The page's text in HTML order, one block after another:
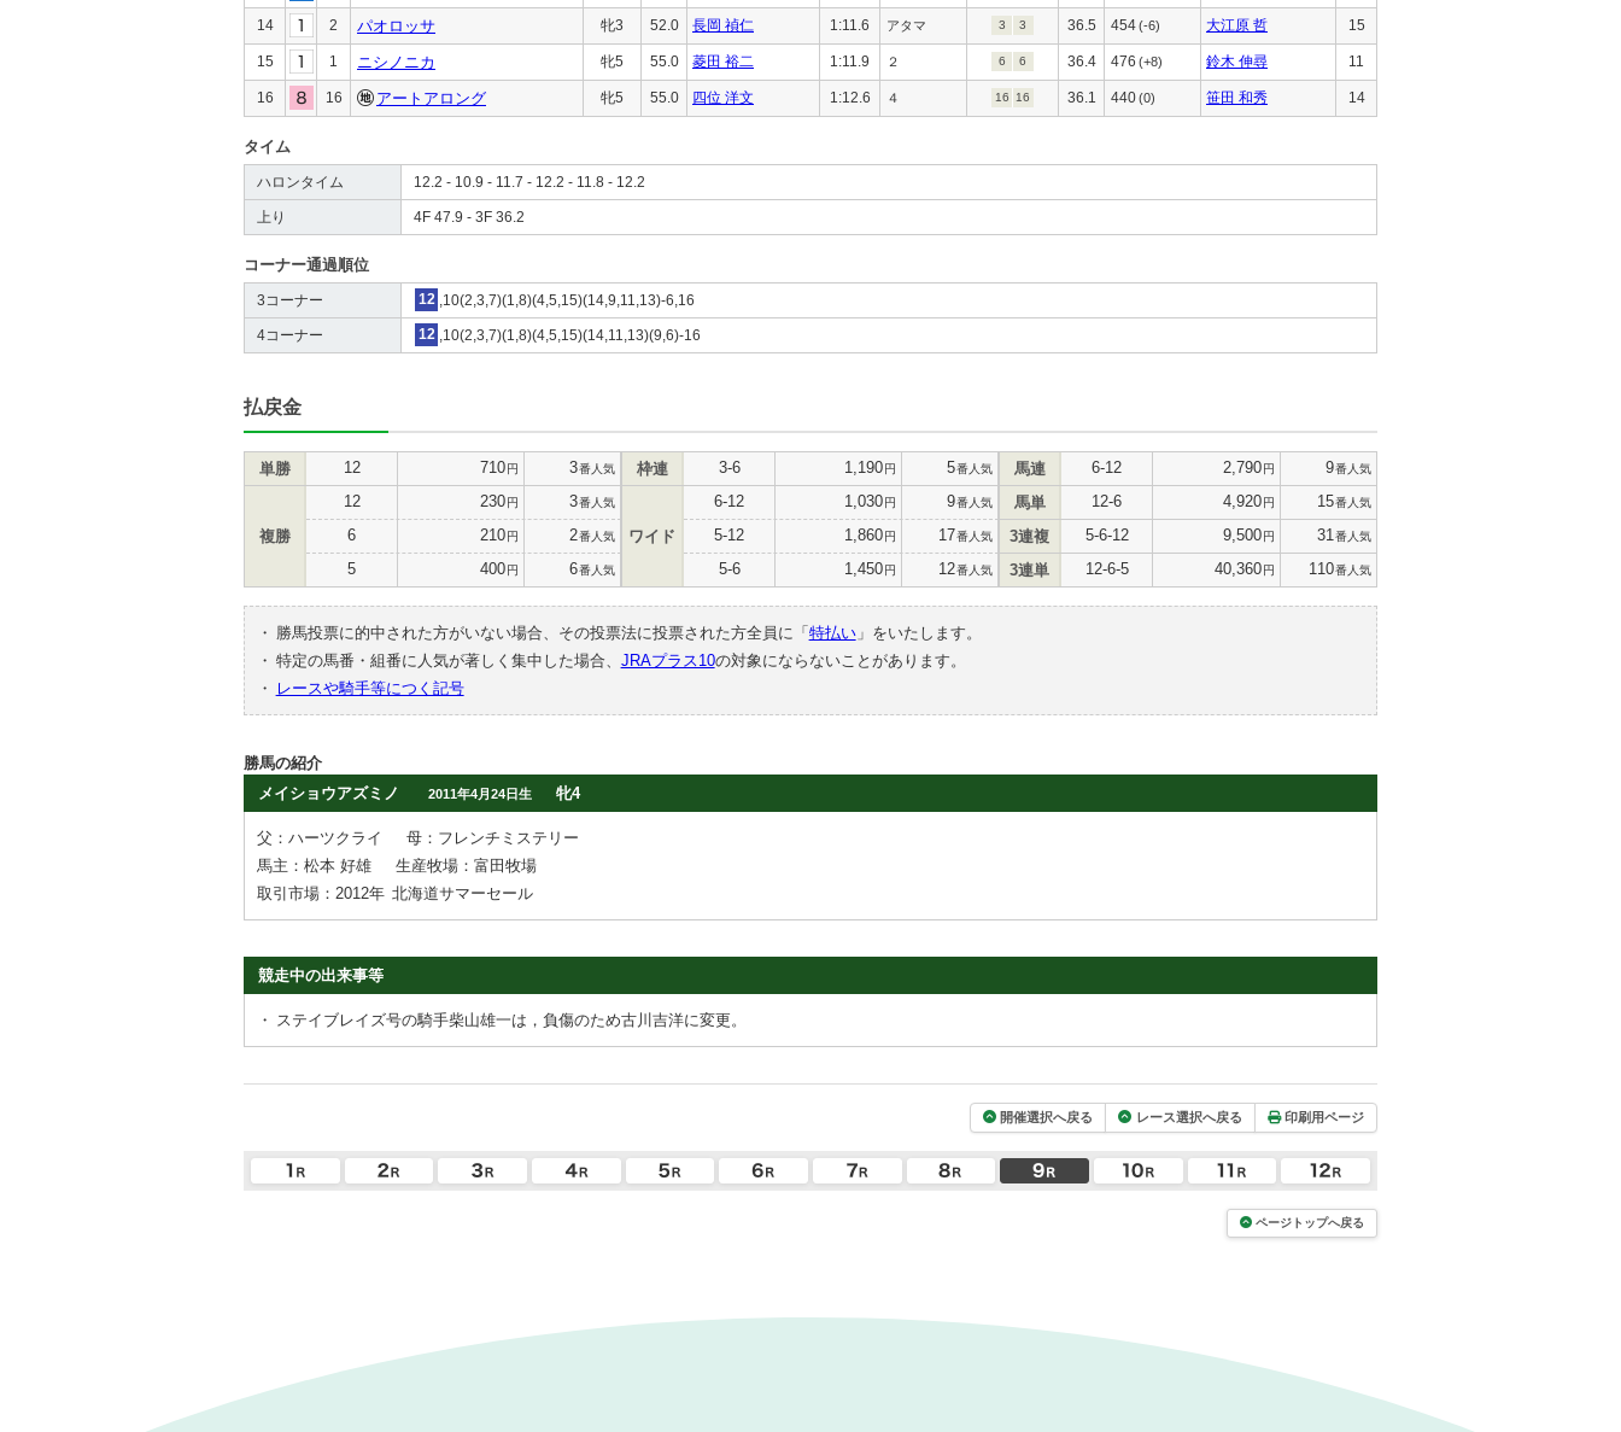
14 2 パオロッサ 牝3 52.0 長岡 禎仁 1:11.6 アタマ 3 3 36.5 454(-6) 大江原 哲 15
15 1 ニシノニカ 牝5 55.0 菱田 裕二 1:11.9 ２ 6 6 36.4 476 (+8) 鈴木 伸尋 11
16 16 アートアロング 牝5 55.0 四位 洋文 1:12.6 ４ 16 16 36.1 440(0) 笹田 和秀 14
タイム
ハロンタイム 12.2 - 10.9 - 11.7 - 12.2 - 11.8 - 12.2
上り 4F 47.9 - 3F 36.2
コーナー通過順位
3コーナー 12 ,10(2,3,7)(1,8)(4,5,15)(14,9,11,13)-6,16
4コーナー 12 ,10(2,3,7)(1,8)(4,5,15)(14,11,13)(9,6)-16
払戻金
単勝 12 710円 3番人気
複勝
12 230円 3番人気
6 210円 2番人気
5 400円 6番人気
枠連 3-6 1,190円 5番人気
ワイド
6-12 1,030円 9番人気
5-12 1,860円 17番人気
5-6 1,450円 12番人気
馬連 6-12 2,790円 9番人気
馬単 12-6 4,920円 15番人気
3連複 5-6-12 9,500円 31 番人気
3連単 12-6-5 40,360円 110番人気
・ 勝馬投票に的中された方がいない場合、その投票法に投票された方全員に「 特払い」をいたします。
・ 特定の馬番・組番に人気が著しく集中した場合、 JRAプラス10の対象にならないことがあります。
・
レースや騎手等につく記号
勝馬の紹介
メイショウアズミノ
2011年4月24日生 牝4
父：ハーツクライ
母：フレンチミステリー
馬主：松本 好雄
生産牧場：富田牧場
取引市場：2012年 北海道サマーセール
競走中の出来事等
・ ステイブレイズ号の騎手柴山雄一は，負傷のため古川吉洋に変更。
開催選択へ戻る レース選択へ戻る 印刷用ページ
ページトップへ戻る